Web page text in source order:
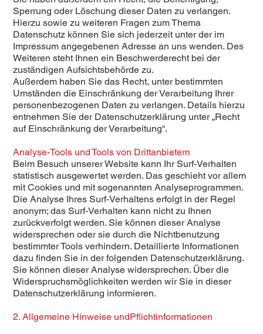
Sperrung oder Löschung dieser Daten zu verlangen.
Hierzu sowie zu weiteren Fragen zum Thema
Datenschutz können Sie sich jederzeit unter der im
Impressum angegebenen Adresse an uns wenden. Des
Weiteren steht Ihnen ein Beschwerderecht bei der
zuständigen Aufsichtsbehörde zu.
Außerdem haben Sie das Recht, unter bestimmten
Umständen die Einschränkung der Verarbeitung Ihrer
personenbezogenen Daten zu verlangen. Details hierzu
entnehmen Sie der Datenschutzerklärung unter „Recht
auf Einschränkung der Verarbeitung“.
Analyse-Tools und Tools von Drittanbietern
Beim Besuch unserer Website kann Ihr Surf-Verhalten
statistisch ausgewertet werden. Das geschieht vor allem
mit Cookies und mit sogenannten Analyseprogrammen.
Die Analyse Ihres Surf-Verhaltens erfolgt in der Regel
anonym; das Surf-Verhalten kann nicht zu Ihnen
zurückverfolgt werden. Sie können dieser Analyse
widersprechen oder sie durch die Nichtbenutzung
bestimmter Tools verhindern. Detaillierte Informationen
dazu finden Sie in der folgenden Datenschutzerklärung.
Sie können dieser Analyse widersprechen. Über die
Widerspruchsmöglichkeiten werden wir Sie in dieser
Datenschutzerklärung informieren.
2. Allgemeine Hinweise undPflichtinformationen